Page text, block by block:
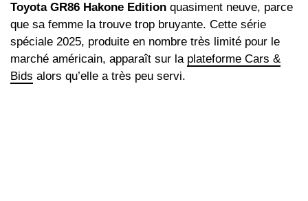
Toyota GR86 Hakone Edition quasiment neuve, parce
que sa femme la trouve trop bruyante. Cette série
spéciale 2025, produite en nombre très limité pour le
marché américain, apparaît sur la plateforme Cars &
Bids alors qu’elle a très peu servi.